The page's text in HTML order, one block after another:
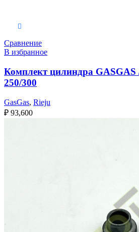
Сравнение
В избранное
Комплект цилиндра
250/300
GasGas, Rieju
₽ 93,600